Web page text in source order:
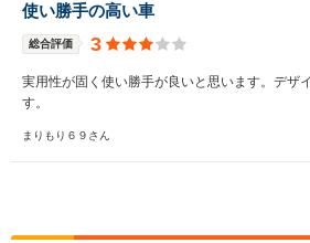
使い勝手の高い車
総合評価 3
実用性が固く使い勝手が良いと思います。デザ
す。
まりもり６９さん